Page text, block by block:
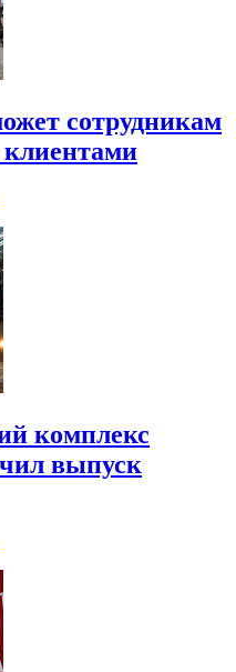
сотрудникам
клиентами
комплекс
выпуск